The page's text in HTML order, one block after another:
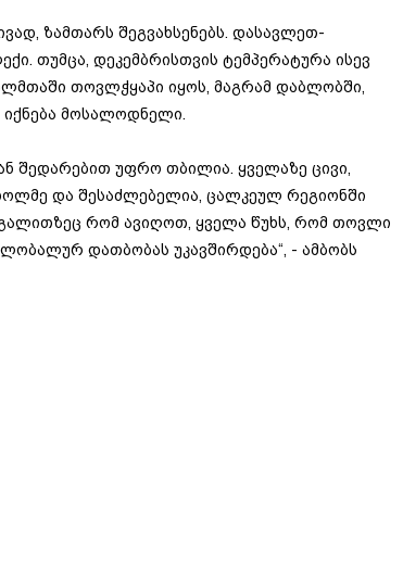
ზამთარს შეგვახსენებს. დასავლეთ-
თუმცა, დეკემბრისთვის ტემპერატურა ისევ
თოვლჭყაპი იყოს, მაგრამ დაბლობში,
იქნება მოსალოდნელი.
შედარებით უფრო თბილია. ყველაზე ცივი,
და შესაძლებელია, ცალკეულ რეგიონში
რომ ავიღოთ, ყველა წუხს, რომ თოვლი
დათბობას უკავშირდება“, - ამბობს